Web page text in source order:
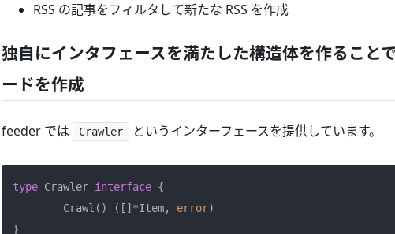
RSS の記事をフィルタして新たな RSS を作成
独自にインタフェースを満たした構造体を作ること
ードを作成
feeder では Crawler というインターフェースを提供しています。
type Crawler interface {
	Crawl() ([]*Item,
error)